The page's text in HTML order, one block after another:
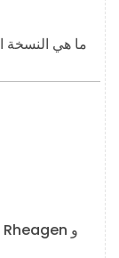
ما هي النسخة